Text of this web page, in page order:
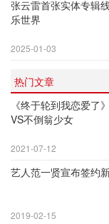
张云雷首张实体专辑
乐世界
2025-01-03
热门文章
《终于轮到我恋爱了
VS不倒翁少女
2021-07-12
艺人范一贤宣布签约
2019-02-15